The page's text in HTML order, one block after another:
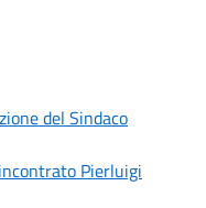
del Sindaco
Pierluigi